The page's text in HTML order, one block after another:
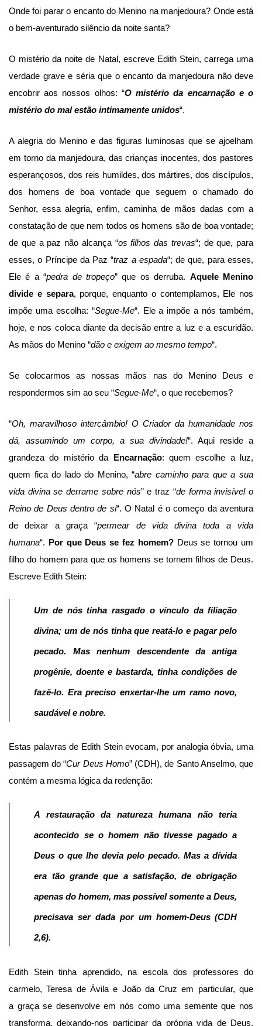
Onde foi parar o encanto do Menino na manjedoura? Onde está
o bem-aventurado silêncio da noite santa?
O mistério da noite de Natal, escreve Edith Stein, carrega uma
verdade grave e séria que o encanto da manjedoura não deve
encobrir aos nossos olhos: “O mistério da encarnação e o
mistério do mal estão intimamente unidos“.
A alegria do Menino e das figuras luminosas que se ajoelham
em torno da manjedoura, das crianças inocentes, dos pastores
esperançosos, dos reis humildes, dos mártires, dos discípulos,
dos homens de boa vontade que seguem o chamado do
Senhor, essa alegria, enfim, caminha de mãos dadas com a
constatação de que nem todos os homens são de boa vontade;
de que a paz não alcança “os filhos das trevas“; de que, para
esses, o Príncipe da Paz “traz a espada“; de que, para esses,
Ele é a “pedra de tropeço” que os derruba. Aquele Menino
divide e separa, porque, enquanto o contemplamos, Ele nos
impõe uma escolha: “Segue-Me“. Ele a impõe a nós também,
hoje, e nos coloca diante da decisão entre a luz e a escuridão.
As mãos do Menino “dão e exigem ao mesmo tempo“.
Se colocarmos as nossas mãos nas do Menino Deus e
respondermos sim ao seu “Segue-Me“, o que recebemos?
“Oh, maravilhoso intercâmbio! O Criador da humanidade nos
dá, assumindo um corpo, a sua divindade!“. Aqui reside a
grandeza do mistério da
Encarnação: quem escolhe a luz,
quem fica do lado do Menino, “abre caminho para que a sua
vida divina se derrame sobre nós” e traz “de forma invisível o
Reino de Deus dentro de si“. O Natal é o começo da aventura
de deixar a graça “permear de vida divina toda a vida
humana“. Por que Deus se fez homem?Deus se tornou um
filho do homem para que os homens se tornem filhos de Deus.
Escreve Edith Stein:
Um de nós tinha rasgado o vínculo da filiação
divina; um de nós tinha que reatá-lo e pagar pelo
pecado. Mas nenhum descendente da antiga
progênie, doente e bastarda, tinha condições de
fazê-lo. Era preciso enxertar-lhe um ramo novo,
saudável e nobre.
Estas palavras de Edith Stein evocam, por analogia óbvia, uma
passagem do “Cur Deus Homo” (CDH), de Santo Anselmo, que
contém a mesma lógica da redenção:
A restauração da natureza humana não teria
acontecido se o homem não tivesse pagado a
Deus o que lhe devia pelo pecado. Mas a dívida
era tão grande que a satisfação, de obrigação
apenas do homem, mas possível somente a Deus,
precisava ser dada por um homem-Deus(CDH
2,6).
Edith Stein tinha aprendido, na escola dos professores do
carmelo, Teresa de Ávila e João da Cruz em particular, que
a graça se desenvolve em nós como uma semente que nos
transforma, deixando-nos participar da própria vida de Deus.